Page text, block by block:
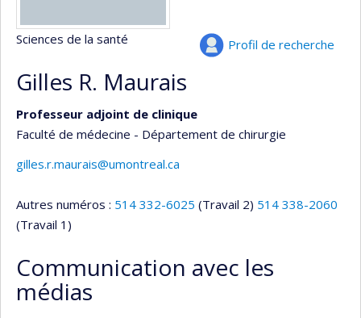
Profil de recherche
Sciences de la santé
Gilles R. Maurais
Professeur adjoint de clinique
Faculté de médecine - Département de chirurgie
gilles.r.maurais@umontreal.ca
Autres numéros : 514 332-6025 (Travail 2) 514 338-2060
(Travail 1)
Communication avec les
médias